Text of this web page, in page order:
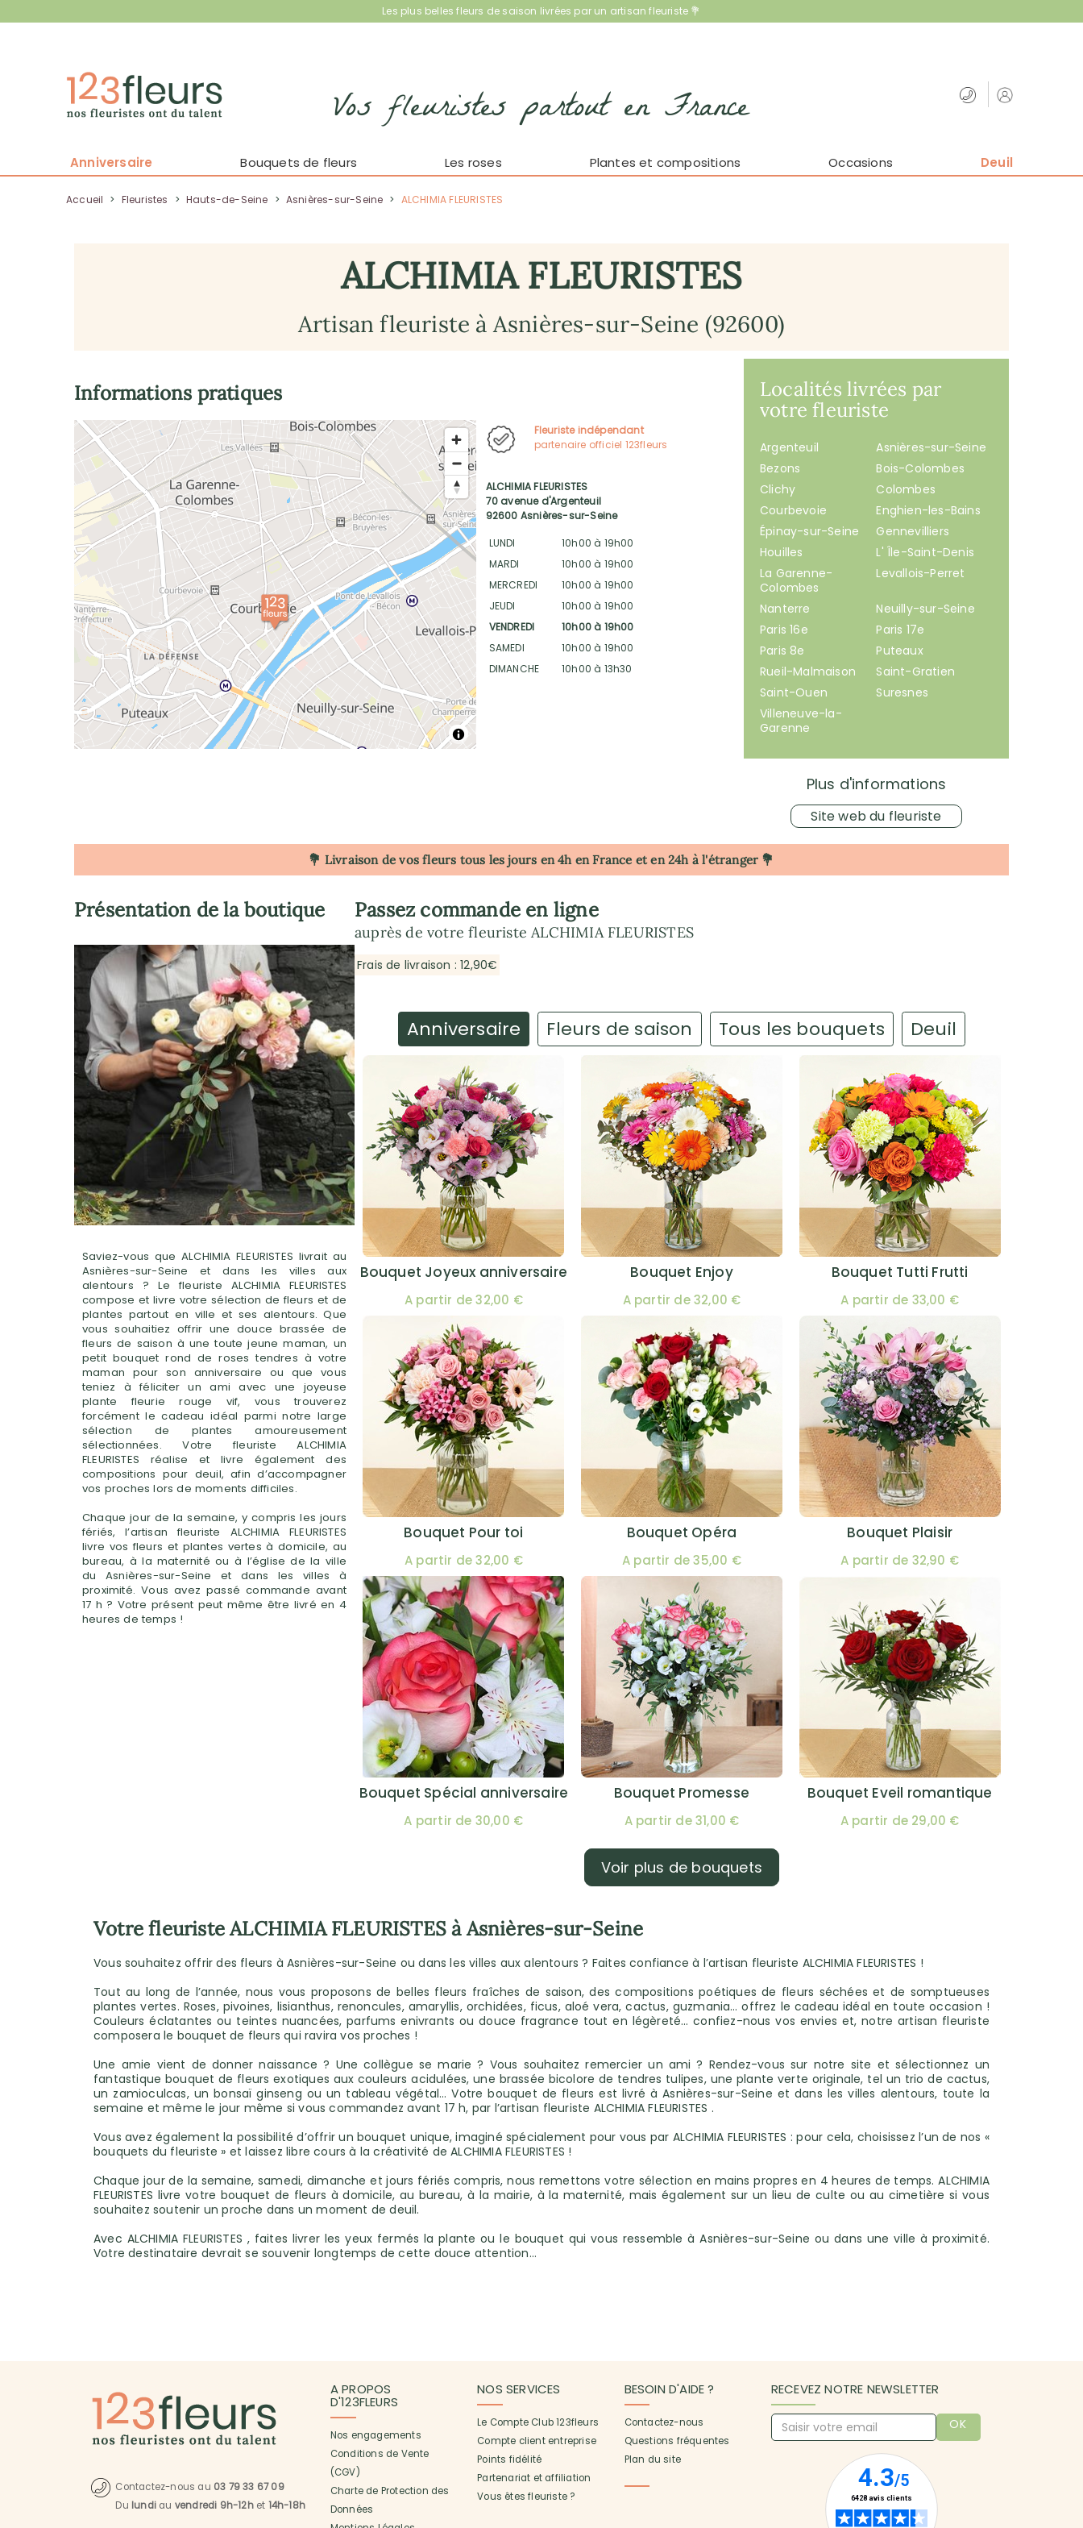
Les plus belles fleurs de saison livrées par un artisan fleuriste 💐
Vos fleuristes partout en France
Anniversaire Bouquets de fleurs Les roses Plantes et compositions Occasions Deuil
Accueil > Fleuristes > Hauts-de-Seine > Asnières-sur-Seine > ALCHIMIA FLEURISTES
ALCHIMIA FLEURISTES
Artisan fleuriste à Asnières-sur-Seine (92600)
Localités livrées par
votre fleuriste
Argenteuil
Asnières-sur-Seine
Bezons
Bois-Colombes
Clichy
Colombes
Courbevoie
Enghien-les-Bains
Épinay-sur-Seine
Gennevilliers
Houilles
L' Île-Saint-Denis
La Garenne-
Colombes
Levallois-Perret
Nanterre
Neuilly-sur-Seine
Paris 16e
Paris 17e
Paris 8e
Puteaux
Rueil-Malmaison
Saint-Gratien
Saint-Ouen
Suresnes
Villeneuve-la-
Garenne
Plus d'informations
Site web du fleuriste
Fleuriste indépendant
partenaire officiel 123fleurs
ALCHIMIA FLEURISTES
70 avenue d'Argenteuil
92600 Asnières-sur-Seine
LUNDI
10h00 à 19h00
MARDI
10h00 à 19h00
MERCREDI
10h00 à 19h00
JEUDI
10h00 à 19h00
VENDREDI
10h00 à 19h00
SAMEDI
10h00 à 19h00
DIMANCHE
10h00 à 13h30
Informations pratiques
💐 Livraison de vos fleurs tous les jours en 4h en France et en 24h à l'étranger 💐
Passez commande en ligne
auprès de votre fleuriste ALCHIMIA FLEURISTES
Frais de livraison : 12,90€
Anniversaire Fleurs de saison Tous les bouquets Deuil
Bouquet Joyeux anniversaire
A partir de 32,00 €
Bouquet Enjoy
A partir de 32,00 €
Bouquet Tutti Frutti
A partir de 33,00 €
Bouquet Pour toi
A partir de 32,00 €
Bouquet Opéra
A partir de 35,00 €
Bouquet Plaisir
A partir de 32,90 €
Bouquet Spécial anniversaire
A partir de 30,00 €
Bouquet Promesse
A partir de 31,00 €
Bouquet Eveil romantique
A partir de 29,00 €
Voir plus de bouquets
Présentation de la boutique
Saviez-vous que ALCHIMIA FLEURISTES livrait au
Asnières-sur-Seine et dans les villes aux
alentours ? Le fleuriste ALCHIMIA FLEURISTES
compose et livre votre sélection de fleurs et de
plantes partout en ville et ses alentours. Que
vous souhaitiez offrir une douce brassée de
fleurs de saison à une toute jeune maman, un
petit bouquet rond de roses tendres à votre
maman pour son anniversaire ou que vous
teniez à féliciter un ami avec une joyeuse
plante fleurie rouge vif, vous trouverez
forcément le cadeau idéal parmi notre large
sélection de plantes amoureusement
sélectionnées. Votre fleuriste ALCHIMIA
FLEURISTES réalise et livre également des
compositions pour deuil, afin d’accompagner
vos proches lors de moments difficiles.
Chaque jour de la semaine, y compris les jours
fériés, l’artisan fleuriste ALCHIMIA FLEURISTES
livre vos fleurs et plantes vertes à domicile, au
bureau, à la maternité ou à l’église de la ville
du Asnières-sur-Seine et dans les villes à
proximité. Vous avez passé commande avant
17 h ? Votre présent peut même être livré en 4
heures de temps !
Votre fleuriste ALCHIMIA FLEURISTES à Asnières-sur-Seine
Vous souhaitez offrir des fleurs à Asnières-sur-Seine ou dans les villes aux alentours ? Faites confiance à l’artisan fleuriste ALCHIMIA FLEURISTES !
Tout au long de l’année, nous vous proposons de belles fleurs fraîches de saison, des compositions poétiques de fleurs séchées et de somptueuses
plantes vertes. Roses, pivoines, lisianthus, renoncules, amaryllis, orchidées, ficus, aloé vera, cactus, guzmania… offrez le cadeau idéal en toute occasion !
Couleurs éclatantes ou teintes nuancées, parfums enivrants ou douce fragrance tout en légèreté… confiez-nous vos envies et, notre artisan fleuriste
composera le bouquet de fleurs qui ravira vos proches !
Une amie vient de donner naissance ? Une collègue se marie ? Vous souhaitez remercier un ami ? Rendez-vous sur notre site et sélectionnez un
fantastique bouquet de fleurs exotiques aux couleurs acidulées, une brassée bicolore de tendres tulipes, une plante verte originale, tel un trio de cactus,
un zamioculcas, un bonsaï ginseng ou un tableau végétal… Votre bouquet de fleurs est livré à Asnières-sur-Seine et dans les villes alentours, toute la
semaine et même le jour même si vous commandez avant 17 h, par l’artisan fleuriste ALCHIMIA FLEURISTES .
Vous avez également la possibilité d’offrir un bouquet unique, imaginé spécialement pour vous par ALCHIMIA FLEURISTES : pour cela, choisissez l’un de nos «
bouquets du fleuriste » et laissez libre cours à la créativité de ALCHIMIA FLEURISTES !
Chaque jour de la semaine, samedi, dimanche et jours fériés compris, nous remettons votre sélection en mains propres en 4 heures de temps. ALCHIMIA
FLEURISTES livre votre bouquet de fleurs à domicile, au bureau, à la mairie, à la maternité, mais également sur un lieu de culte ou au cimetière si vous
souhaitez soutenir un proche dans un moment de deuil.
Avec ALCHIMIA FLEURISTES , faites livrer les yeux fermés la plante ou le bouquet qui vous ressemble à Asnières-sur-Seine ou dans une ville à proximité.
Votre destinataire devrait se souvenir longtemps de cette douce attention...
Contactez-nous au 03 79 33 67 09
Du lundi au vendredi 9h-12het 14h-18h
A PROPOS
D'123FLEURS
Nos engagements
Conditions de Vente
(CGV)
Charte de Protection des
Données
NOS SERVICES
Le Compte Club 123fleurs
Compte client entreprise
Points fidélité
Partenariat et affiliation
Vous êtes fleuriste ?
BESOIN D'AIDE ?
Contactez-nous
Questions fréquentes
Plan du site
RECEVEZ NOTRE NEWSLETTER
OK